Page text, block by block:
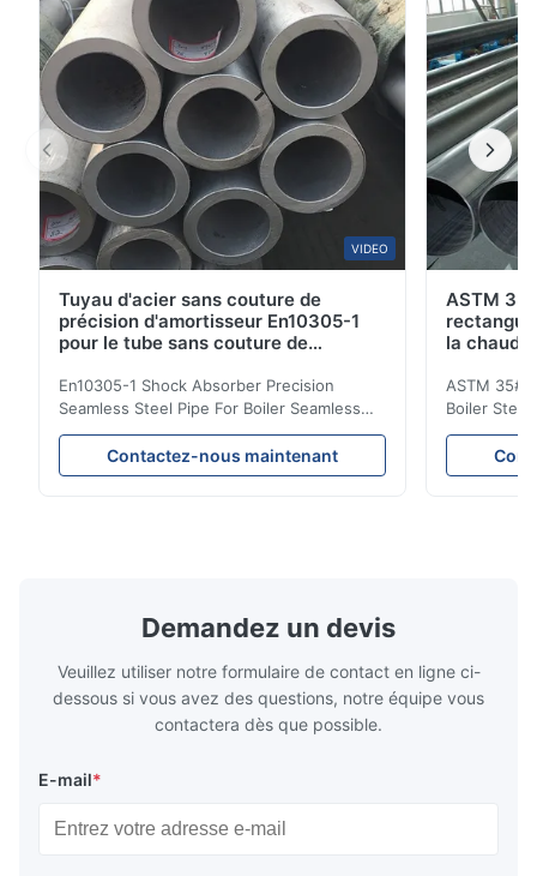
VIDEO
Tuyau d'acier sans couture de
précision d'amortisseur En10305-1
pour le tube sans couture de
En10305-1 Shock Absorber Precision
Seamless Steel Pipe For Boiler Seamless
Tube Seamless Precision steel tubes To be
used in hydraulic system, automobile and
precision machinery parts for cars and
customer's actual requirys Standard JIS
Contactez-nous maintenant
ASTM
la
ASTM 35#
Boiler Steel
Lehgth Its
Q235,
Demandez un devis
Veuillez utiliser notre formulaire de contact en ligne ci-
dessous si vous avez des questions, notre équipe vous
contactera dès que possible.
E-mail*